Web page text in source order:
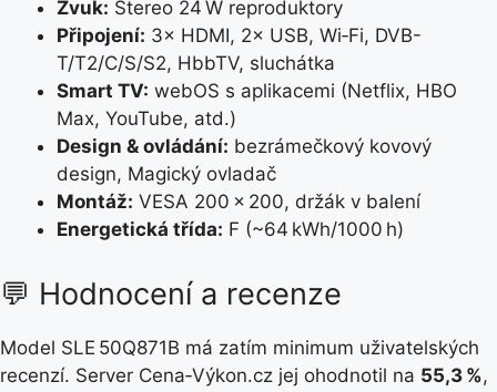
Zvuk: Stereo 24 W reproduktory
Připojení: 3× HDMI, 2× USB, Wi‑Fi, DVB-
T/T2/C/S/S2, HbbTV, sluchátka
Smart TV: webOS s aplikacemi (Netflix, HBO
Max, YouTube, atd.)
Design & ovládání: bezrámečkový kovový
design, Magický ovladač
Montáž: VESA 200 × 200, držák v balení
Energetická třída: F (~64 kWh/1000 h)
💬 Hodnocení a recenze
Model SLE 50Q871B má zatím minimum uživatelských
recenzí. Server Cena‑Výkon.cz jej ohodnotil na 55,3 %,